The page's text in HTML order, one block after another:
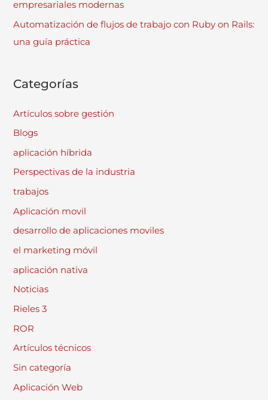
empresariales modernas
Automatización de flujos de trabajo con Ruby on Rails:
una guía práctica
Categorías
Artículos sobre gestión
Blogs
aplicación híbrida
Perspectivas de la industria
trabajos
Aplicación movil
desarrollo de aplicaciones moviles
el marketing móvil
aplicación nativa
Noticias
Rieles 3
ROR
Artículos técnicos
Sin categoría
Aplicación Web